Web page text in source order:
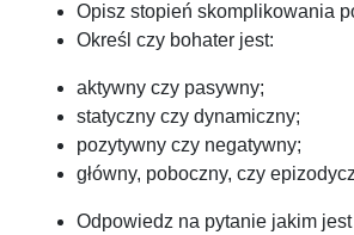
Opisz stopień skomplikowania
Określ czy bohater jest:
aktywny czy pasywny;
statyczny czy dynamiczny;
pozytywny czy negatywny;
główny, poboczny, czy
Odpowiedz na pytanie jakim